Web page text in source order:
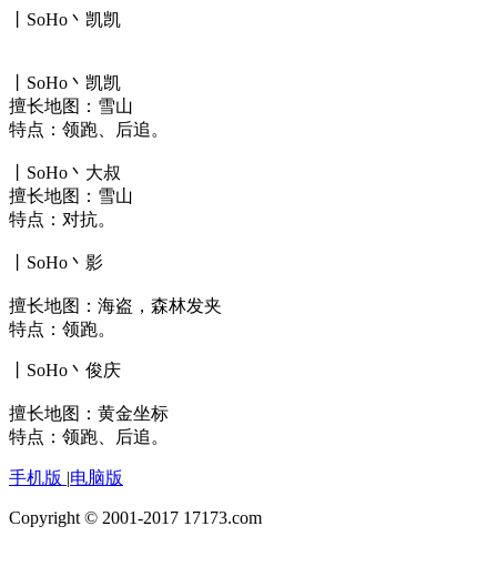
丨SoHo丶凯凯
丨SoHo丶凯凯
擅长地图：雪山
特点：领跑、后追。
丨SoHo丶大叔
擅长地图：雪山
特点：对抗。
丨SoHo丶影
擅长地图：海盗，森林发夹
特点：领跑。
丨SoHo丶俊庆
擅长地图：黄金坐标
特点：领跑、后追。
手机版 |电脑版
Copyright © 2001-2017 17173.com